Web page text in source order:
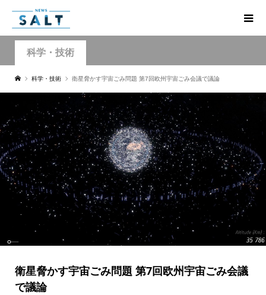
科学・技術
科学・技術 衛星脅かす宇宙ごみ問題 第7回欧州宇宙ごみ会議で議論
衛星脅かす宇宙ごみ問題 第7回欧州宇宙ごみ会議
で議論